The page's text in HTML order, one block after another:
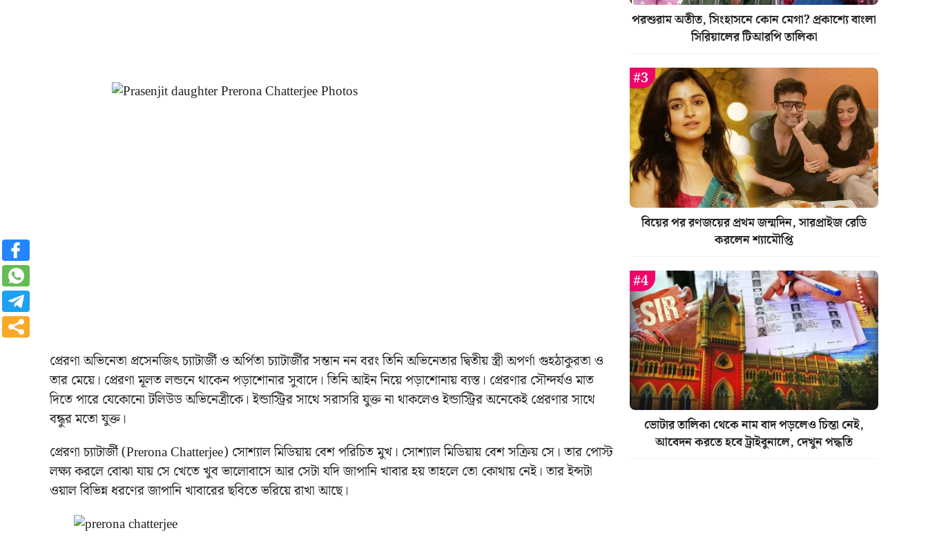
প্রেরণা অভিনেতা প্রসেনজিৎ চ্যাটার্জী ও অর্পিতা চ্যাটার্জীর সন্তান নন বরং তিনি অভিনেতার দ্বিতীয় স্ত্রী অপর্ণা গুহঠাকুরতা ও
তার মেয়ে। প্রেরণা মূলত লন্ডনে থাকেন পড়াশোনার সুবাদে। তিনি আইন নিয়ে পড়াশোনায় ব্যস্ত। প্রেরণার সৌন্দর্যও মাত
দিতে পারে যেকোনো টলিউড অভিনেত্রীকে। ইন্ডাস্ট্রির সাথে সরাসরি যুক্ত না থাকলেও ইন্ডাস্ট্রির অনেকেই প্রেরণার সাথে
বন্ধুর মতো যুক্ত।
প্রেরণা চ্যাটার্জী (Prerona Chatterjee) সোশ্যাল মিডিয়ায় বেশ পরিচিত মুখ। সোশ্যাল মিডিয়ায় বেশ সক্রিয় সে। তার পোস্ট
লক্ষ্য করলে বোঝা যায় সে খেতে খুব ভালোবাসে আর সেটা যদি জাপানি খাবার হয় তাহলে তো কোথায় নেই। তার ইন্সটা
ওয়াল বিভিন্ন ধরণের জাপানি খাবারের ছবিতে ভরিয়ে রাখা আছে।
পরশুরাম অতীত, সিংহাসনে কোন মেগা? প্রকাশ্যে বাংলা
সিরিয়ালের টিআরপি তালিকা
বিয়ের পর রণজয়ের প্রথম জন্মদিন, সারপ্রাইজ রেডি
করলেন শ্যামৌপ্তি
ভোটার তালিকা থেকে নাম বাদ পড়লেও চিন্তা নেই,
আবেদন করতে হবে ট্রাইবুনালে, দেখুন পদ্ধতি